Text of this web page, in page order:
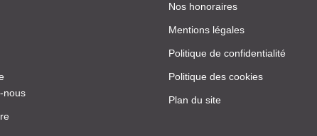
nous
Nos honoraires
Mentions légales
Politique de confidentialité
Politique des cookies
Plan du site